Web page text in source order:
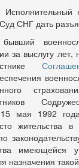
СНГ дать
за выслугу лет,
15 мая 1992
жительства в
имеющейся
назначения